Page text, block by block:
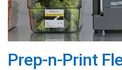
Prep-n-Print